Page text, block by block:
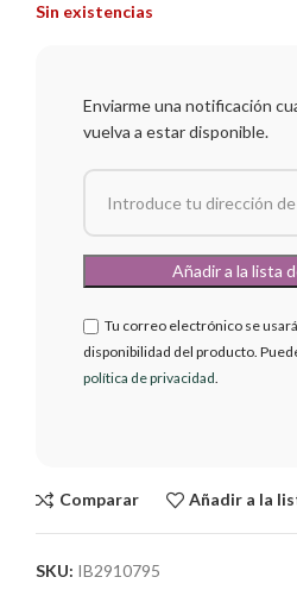
Sin existencias
Enviarme una notificación
vuelva a estar disponible.
Tu correo electrónico se
disponibilidad del producto.
política de privacidad
Comparar Añadir a la
SKU: IB2910795